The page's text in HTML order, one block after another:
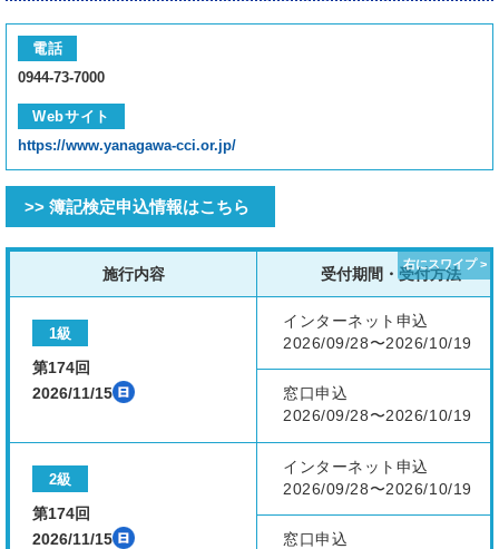
電話
0944-73-7000
Webサイト
https://www.yanagawa-cci.or.jp/
>> 簿記検定申込情報はこちら
施行内容 受付期間・受付方法
1級
第174回
2026/11/15
インターネット申込
2026/09/28〜2026/10/19
窓口申込
2026/09/28〜2026/10/19
2級
第174回
2026/11/15
インターネット申込
2026/09/28〜2026/10/19
窓口申込